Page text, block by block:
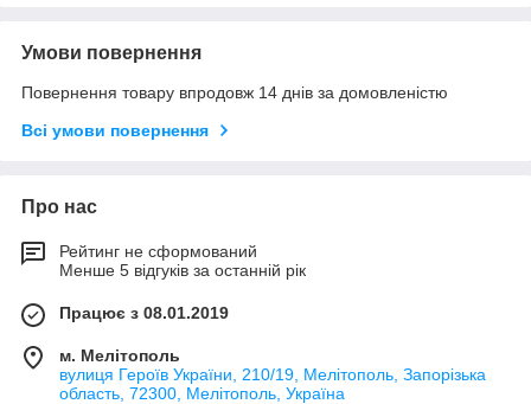
Умови повернення
Повернення товару впродовж 14 днів за домовленістю
Всі умови повернення
Про нас
Рейтинг не сформований
Менше 5 відгуків за останній рік
Працює з 08.01.2019
м. Мелітополь
вулиця Героїв України, 210/19, Мелітополь, Запорізька
область, 72300, Мелітополь, Україна